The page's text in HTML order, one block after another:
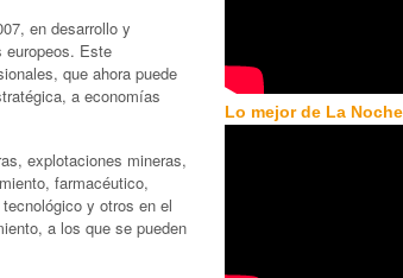
en desarrollo y
europeos. Este
que ahora puede
a economías
explotaciones mineras,
farmacéutico,
y otros en el
a los que se pueden
Lo mejor de La